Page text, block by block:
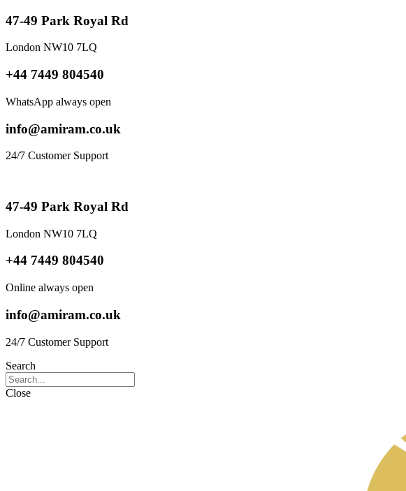
47-49 Park Royal Rd
London NW10 7LQ
+44 7449 804540
WhatsApp always open
info@amiram.co.uk
24/7 Customer Support
47-49 Park Royal Rd
London NW10 7LQ
+44 7449 804540
Online always open
info@amiram.co.uk
24/7 Customer Support
Search
Close